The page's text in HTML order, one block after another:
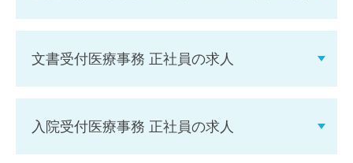
文書受付医療事務 正社員の求人
入院受付医療事務 正社員の求人